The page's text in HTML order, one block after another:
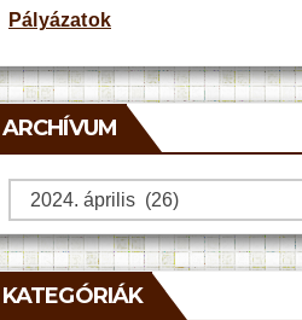
Pályázatok
ARCHÍVUM
Archívum
KATEGÓRIÁK